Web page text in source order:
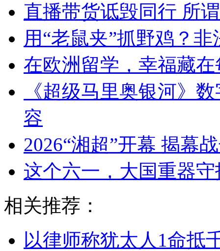
直播带货诋毁同行 所
用“老鼠夹”抓野鸡？
在欧洲留学，幸福藏
《超级马里奥银河》
容
2026“湘超”开幕 揭幕
这个六一，大国重器
相关推荐：
以律师称犹太人1命抵